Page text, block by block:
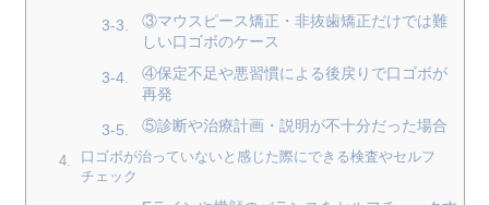
③マウスピース矯正・非抜歯矯正だけでは難
しい口ゴボのケース
④保定不足や悪習慣による後戻りで口ゴボが
再発
⑤診断や治療計画・説明が不十分だった場合
口ゴボが治っていないと感じた際にできる検査やセルフ
チェック